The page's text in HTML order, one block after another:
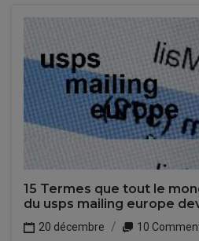
15 Termes que tout le
du usps mailing europe
20 décembre 10